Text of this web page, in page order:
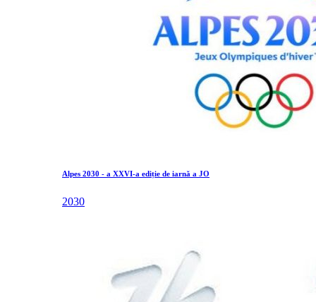
Alpes 2030 - a XXVI-a ediție de iarnă a JO
2030